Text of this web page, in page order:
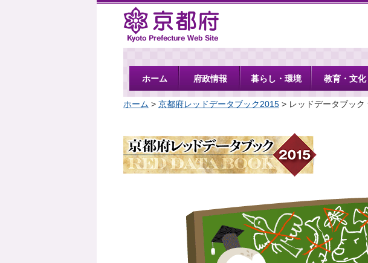
京都府
ホーム 府政情報 暮らし・環境 教育・文化
ホーム > 京都府レッドデータブック2015 > レッドデータブック